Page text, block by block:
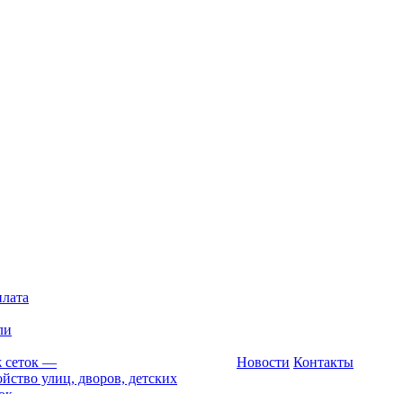
—
улиц, дворов, детских
Новости Контакты